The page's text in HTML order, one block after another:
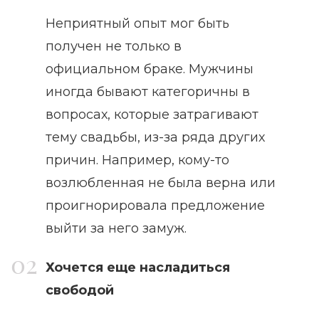
Неприятный опыт мог быть
получен не только в
официальном браке. Мужчины
иногда бывают категоричны в
вопросах, которые затрагивают
тему свадьбы, из-за ряда других
причин. Например, кому-то
возлюбленная не была верна или
проигнорировала предложение
выйти за него замуж.
Хочется еще насладиться
свободой